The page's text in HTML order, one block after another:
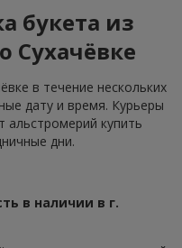
букета из
Сухачёвке
в течение нескольких
дату и время. Курьеры
альстромерий купить
дни.
в наличии в г.